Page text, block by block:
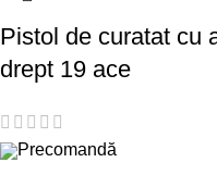
Pistol de curatat cu
drept 19 ace
Precomandă